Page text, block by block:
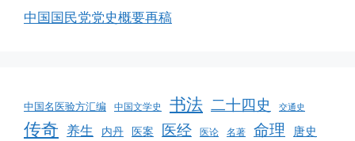
中国国民党党史概要再稿
中国名医验方汇编 中国文学史 书法 二十四史 交通史
传奇 养生 内丹 医案 医经 医论 名著 命理 唐史